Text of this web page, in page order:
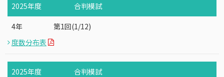
2025年度 合判模試
4年
第1回(1/12)
度数分布表
2025年度 合判模試